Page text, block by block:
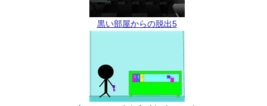
黒い部屋からの脱出5